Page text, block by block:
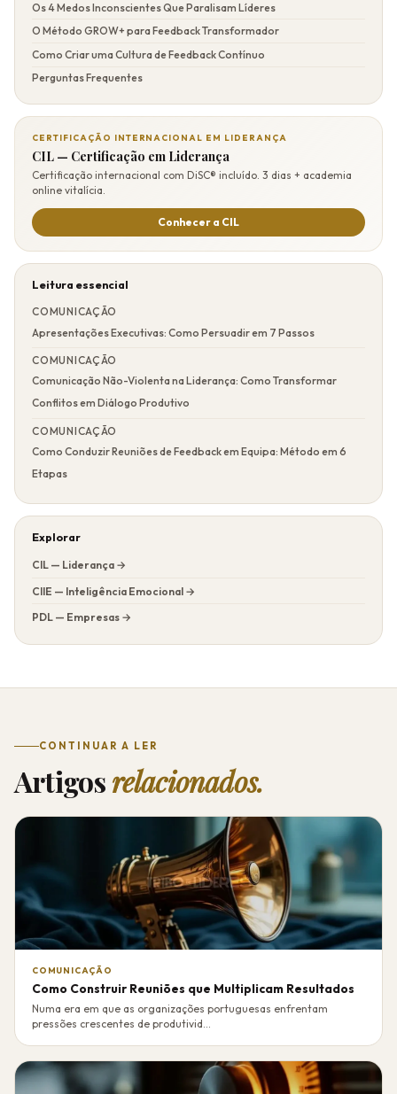
Os 4 Medos Inconscientes Que Paralisam Líderes
O Método GROW+ para Feedback Transformador
Como Criar uma Cultura de Feedback Contínuo
Perguntas Frequentes
CERTIFICAÇÃO INTERNACIONAL EM LIDERANÇA
CIL — Certificação em Liderança
Certificação internacional com DiSC® incluído. 3 dias + academia
online vitalícia.
Conhecer a CIL
Leitura essencial
COMUNICAÇÃO
Apresentações Executivas: Como Persuadir em 7 Passos
COMUNICAÇÃO
Comunicação Não-Violenta na Liderança: Como Transformar
Conflitos em Diálogo Produtivo
COMUNICAÇÃO
Como Conduzir Reuniões de Feedback em Equipa: Método em 6
Etapas
Explorar
CIL — Liderança →
CIIE — Inteligência Emocional →
PDL — Empresas →
CONTINUAR A LER
Artigosrelacionados.
COMUNICAÇÃO
Como Construir Reuniões que Multiplicam Resultados
Numa era em que as organizações portuguesas enfrentam
pressões crescentes de produtivid...